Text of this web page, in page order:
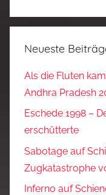
Neueste
Als die Fluten
Andhra Pradesh
Eschede 1998 –
erschütterte
Sabotage auf
Zugkatastrophe
Inferno auf